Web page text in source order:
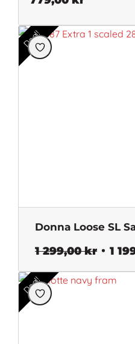
Donna Loose SL
1 299,00kr Det
priset
1
Deal!
Deal!